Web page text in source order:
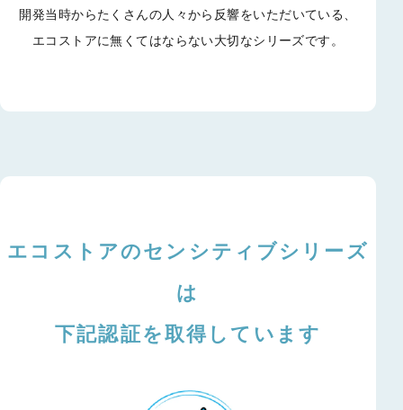
開発当時からたくさんの人々から反響をいただいている、
エコストアに無くてはならない大切なシリーズです。
エコストアのセンシティブシリーズ
は
下記認証を取得しています